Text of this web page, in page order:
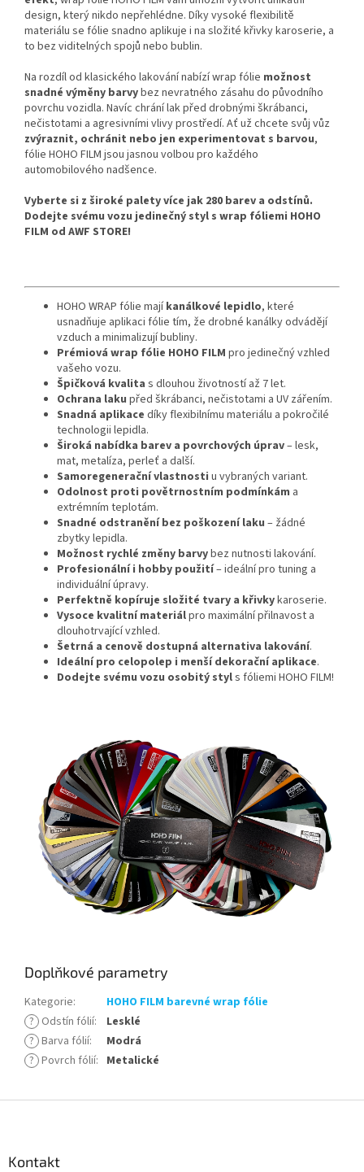
design, který nikdo nepřehlédne. Díky vysoké flexibilitě
materiálu se fólie snadno aplikuje i na složité křivky karoserie, a
to bez viditelných spojů nebo bublin.
Na rozdíl od klasického lakování nabízí wrap fólie možnost
snadné výměny barvybez nevratného zásahu do původního
povrchu vozidla. Navíc chrání lak před drobnými škrábanci,
nečistotami a agresivními vlivy prostředí. Ať už chcete svůj vůz
zvýraznit, ochránit nebo jen experimentovat s barvou,
fólie HOHO FILM jsou jasnou volbou pro každého
automobilového nadšence.
Vyberte si z široké palety více jak 280 barev a odstínů.
Dodejte svému vozu jedinečný styl s wrap fóliemi HOHO
FILM od AWF STORE!
HOHO WRAP fólie majíkanálkové lepidlo, které
usnadňuje aplikaci fólie tím, že drobné kanálky odvádějí
vzduch a minimalizují bubliny.
Prémiová wrap fólie HOHO FILM pro jedinečný vzhled
vašeho vozu.
Špičková kvalita s dlouhou životností až 7 let.
Ochrana laku před škrábanci, nečistotami a UV zářením.
Snadná aplikace díky flexibilnímu materiálu a pokročilé
technologii lepidla.
Široká nabídka barev a povrchových úprav– lesk,
mat, metalíza, perleť a další.
Samoregenerační vlastnosti u vybraných variant.
Odolnost proti povětrnostním podmínkám a
extrémním teplotám.
Snadné odstranění bez poškození laku – žádné
zbytky lepidla.
Možnost rychlé změny barvybez nutnosti lakování.
Profesionální i hobby použití– ideální pro tuning a
individuální úpravy.
Perfektně kopíruje složité tvary a křivkykaroserie.
Vysoce kvalitní materiálpro maximální přilnavost a
dlouhotrvající vzhled.
Šetrná a cenově dostupná alternativa lakování.
Ideální pro celopolep i menší dekorační aplikace.
Dodejte svému vozu osobitý styls fóliemi HOHO FILM!
Doplňkové parametry
Kategorie:
HOHO FILM barevné wrap fólie
? Odstín fólií:
Lesklé
? Barva fólií:
Modrá
? Povrch fólií: Metalické
Kontakt